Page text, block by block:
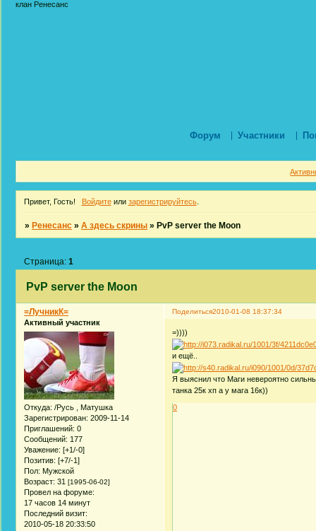
клан Ренесанс
Форум Участники
Привет, Гость! Войдитеили зарегистрируйтесь.
» Ренесанс »А здесь скрины » PvP server the Moon
PvP server the Moon
Страница:1
Поделиться2010-01-08 18:37:34
=ЛучникК=
Активный участник
Откуда: /Русь , Матушка
Зарегистрирован: 2009-11-14
Приглашений: 0
Сообщений: 177
Уважение: [+1/-0]
Позитив: [+7/-1]
Пол: Мужской
Возраст: 31 [1995-06-02]
Провел на форуме:
17 часов 14 минут
Последний визит:
2010-05-18 20:33:50
=))))
и ещё..
Я выяснил что Маги невероятно
танка 25к хп а у мага 16к))
0